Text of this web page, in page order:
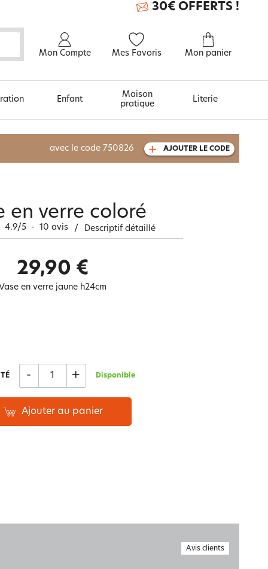
Mon Compte Mes Favoris Mon panier
30€ OFFERTS !
À découvrir aussi
Carte cadeau
Enfant
Maison
pratique
Literie
avec le code 750826 AJOUTER LE CODE
en verre coloré
4.9/5 - 10 avis / Descriptif détaillé
29,90 €
Vase en verre jaune h24cm
- + Disponible
Ajouter au panier
Avis clients